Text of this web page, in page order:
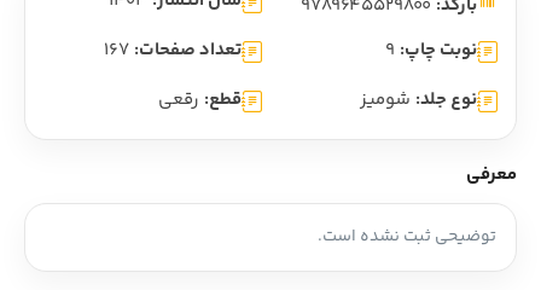
نوبت چاپ: 9 تعداد صفحات: 167
نوع جلد: شومیز قطع: رقعی
معرفی
توضیحی ثبت نشده است.